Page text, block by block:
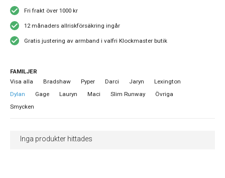
Fri frakt över 1000 kr
12 månaders allriskförsäkring ingår
Gratis justering av armband i valfri Klockmaster butik
FAMILJER
Visa alla
Bradshaw Pyper Darci Jaryn
Lexington
Dylan
Gage Lauryn Maci Slim Runway
Övriga
Smycken
Inga produkter hittades